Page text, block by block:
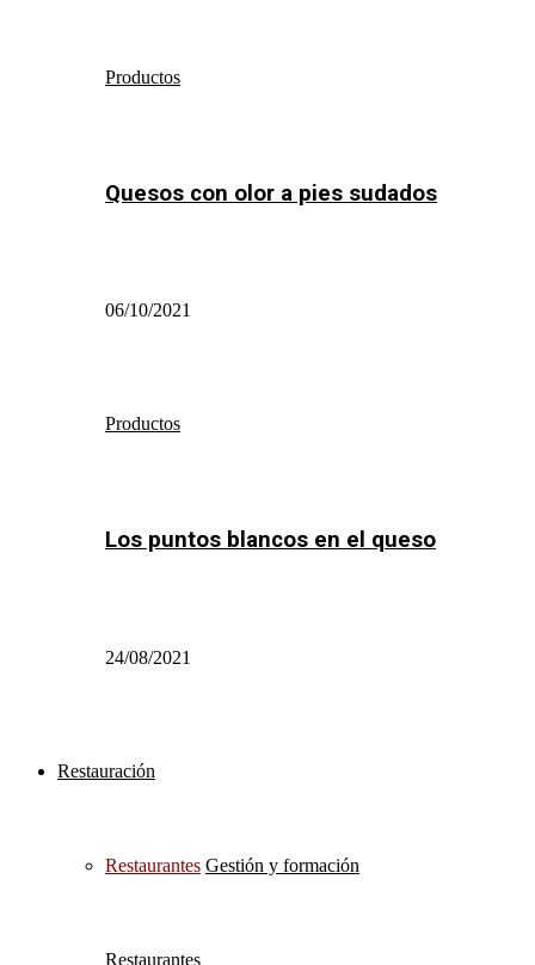
Productos
Quesos con olor a pies sudados
06/10/2021
Productos
Los puntos blancos en el queso
24/08/2021
Restauración
Restaurantes Gestión y formación
Restaurantes